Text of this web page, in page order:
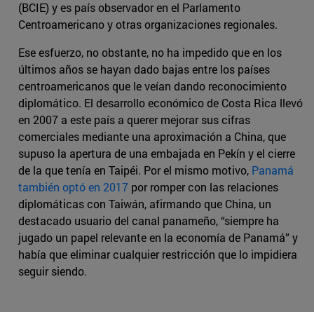
(BCIE) y es país observador en el Parlamento
Centroamericano y otras organizaciones regionales.
Ese esfuerzo, no obstante, no ha impedido que en los
últimos años se hayan dado bajas entre los países
centroamericanos que le veían dando reconocimiento
diplomático. El desarrollo económico de Costa Rica llevó
en 2007 a este país a querer mejorar sus cifras
comerciales mediante una aproximación a China, que
supuso la apertura de una embajada en Pekín y el cierre
de la que tenía en Taipéi. Por el mismo motivo, Panamá
también optó en 2017 por romper con las relaciones
diplomáticas con Taiwán, afirmando que China, un
destacado usuario del canal panameño, “siempre ha
jugado un papel relevante en la economía de Panamá” y
había que eliminar cualquier restricción que lo impidiera
seguir siendo.